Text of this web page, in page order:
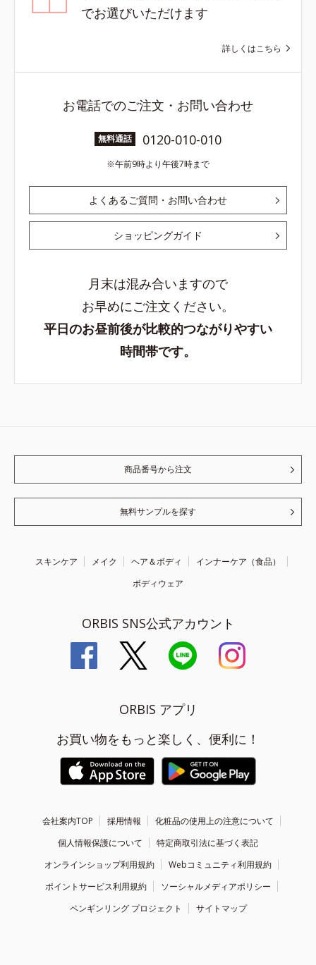
でお選びいただけます
詳しくはこちら
お電話でのご注文・お問い合わせ
無料通話 0120-010-010
午前9時より午後7時まで
よくあるご質問・お問い合わせ
ショッピングガイド
月末は混み合いますので
お早めにご注文ください。
平日のお昼前後が比較的つながりやすい
時間帯です。
商品番号から注文
無料サンプルを探す
スキンケア メイク ヘア＆ボディ
インナーケア（食品）
ボディウェア
ORBIS SNS公式アカウント
ORBIS アプリ
お買い物をもっと楽しく、便利に！
会社案内TOP 採用情報
化粧品の使用上の注意について
個人情報保護について
特定商取引法に基づく表記
オンラインショップ利用規約
Webコミュニティ利用規約
ポイントサービス利用規約
ソーシャルメディアポリシー
ペンギンリング プロジェクト
サイトマップ